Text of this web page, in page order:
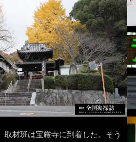
取材班は宝厳寺に到着した。そう